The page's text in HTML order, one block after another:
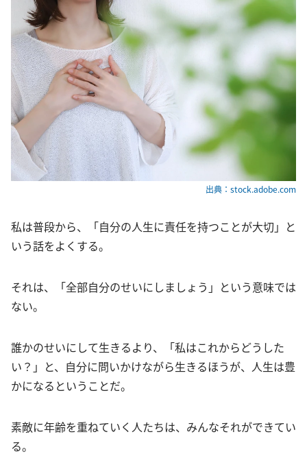
出典：stock.adobe.com
私は普段から、「自分の人生に責任を持つことが大切」と
いう話をよくする。
それは、「全部自分のせいにしましょう」という意味では
ない。
誰かのせいにして生きるより、「私はこれからどうした
い？」と、自分に問いかけながら生きるほうが、人生は豊
かになるということだ。
素敵に年齢を重ねていく人たちは、みんなそれができてい
る。